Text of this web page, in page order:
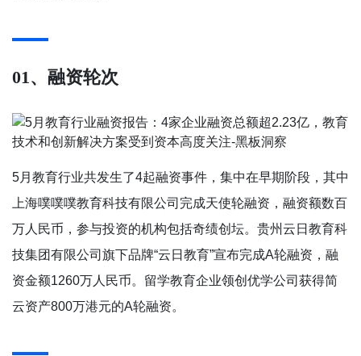
01、融资轮次
5月教育行业共发生了4起融资事件，集中在早期阶段，其中
上海噗噗噗教育科技有限公司完成天使轮融资，融资额数百
万人民币，参与投资的机构包括奇绩创坛。贵州云日教育科
技集团有限公司旗下品牌“云日教育”宣布完成A轮融资，融
资金额1260万人民币。留学教育企业领创优学公司获得简
云资产800万港元的A轮融资。